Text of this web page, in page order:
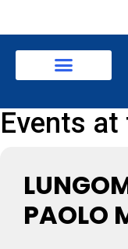
Events
PAOLO